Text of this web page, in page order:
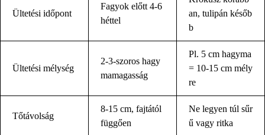
Ültetési időpont
Fagyok előtt 4-6
héttel
an, tulipán későb
b
Ültetési mélység
2-3-szoros hagy
mamagasság
Pl. 5 cm hagyma
= 10-15 cm mély
re
Tőtávolság
8-15 cm, fajtától
függően
Ne legyen túl sűr
ű vagy ritka